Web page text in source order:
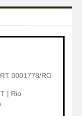
0001778/RO
| Rio